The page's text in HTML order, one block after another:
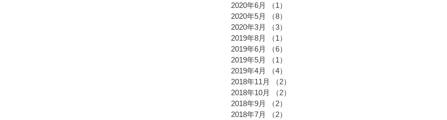
2020年6月
（1）
2020年5月
（8）
2020年3月
（3）
2019年8月
（1）
2019年6月
（6）
2019年5月
（1）
2019年4月
（4）
2018年11月
（2）
2018年10月
（2）
2018年9月
（2）
2018年7月
（2）